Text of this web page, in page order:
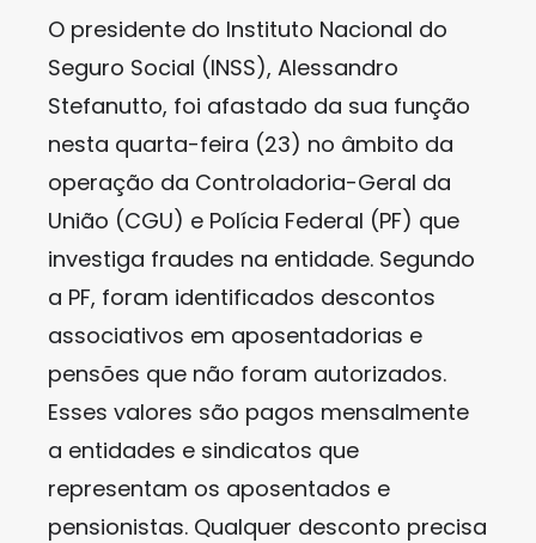
O presidente do Instituto Nacional do
Seguro Social (INSS), Alessandro
Stefanutto, foi afastado da sua função
nesta quarta-feira (23) no âmbito da
operação da Controladoria-Geral da
União (CGU) e Polícia Federal (PF) que
investiga fraudes na entidade. Segundo
a PF, foram identificados descontos
associativos em aposentadorias e
pensões que não foram autorizados.
Esses valores são pagos mensalmente
a entidades e sindicatos que
representam os aposentados e
pensionistas. Qualquer desconto precisa